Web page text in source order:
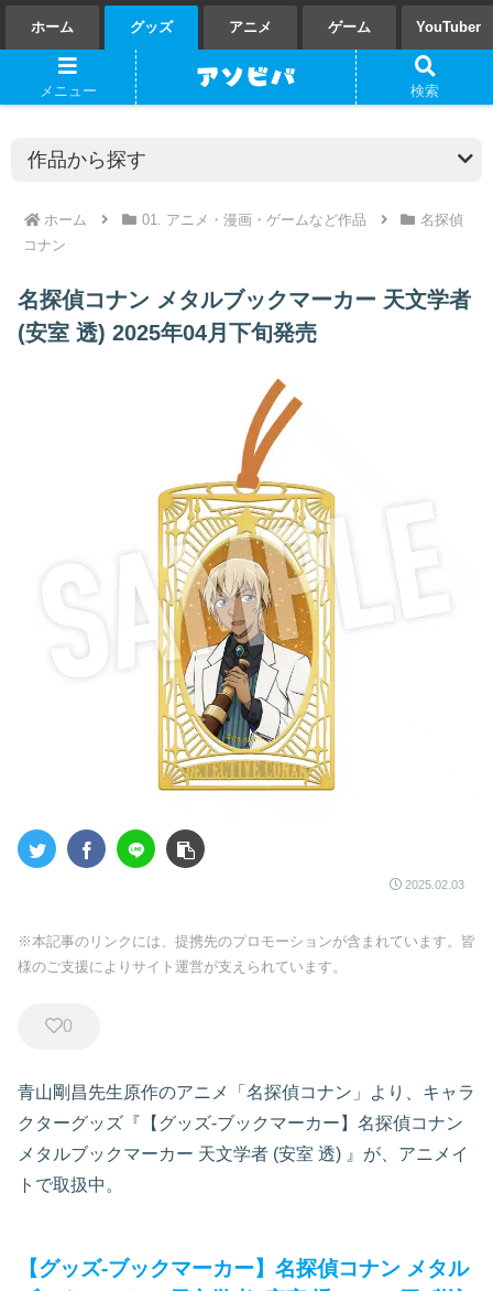
ホーム グッズ アニメ ゲーム YouTuber
ホーム 01. アニメ・漫画・ゲームなど作品
名探偵
コナン
名探偵コナン メタルブックマーカー 天文学者
(安室 透) 2025年04月下旬発売
2025.02.03
※本記事のリンクには、提携先のプロモーションが含まれています。皆
様のご支援によりサイト運営が支えられています。
0
青山剛昌先生原作のアニメ「名探偵コナン」より、キャラ
クターグッズ『【グッズ-ブックマーカー】名探偵コナン
メタルブックマーカー 天文学者 (安室 透) 』が、アニメイ
トで取扱中。
【グッズ-ブックマーカー】名探偵コナン メタル
メニュー 検索